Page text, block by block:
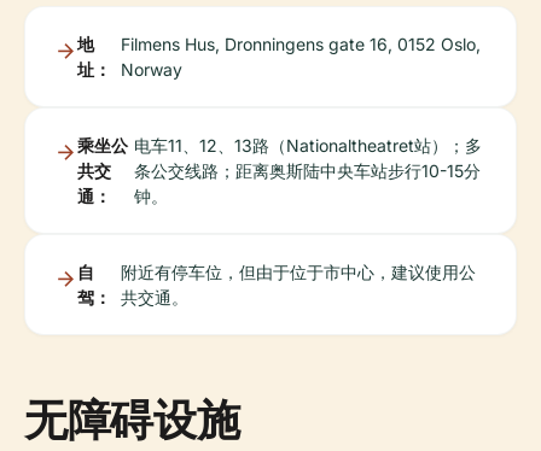
地
址：
Filmens Hus, Dronningens gate 16, 0152 Oslo,
Norway
乘坐公
共交
通：
电车11、12、13路（Nationaltheatret站）；多
条公交线路；距离奥斯陆中央车站步行10-15分
钟。
自
驾：
附近有停车位，但由于位于市中心，建议使用公
共交通。
无障碍设施